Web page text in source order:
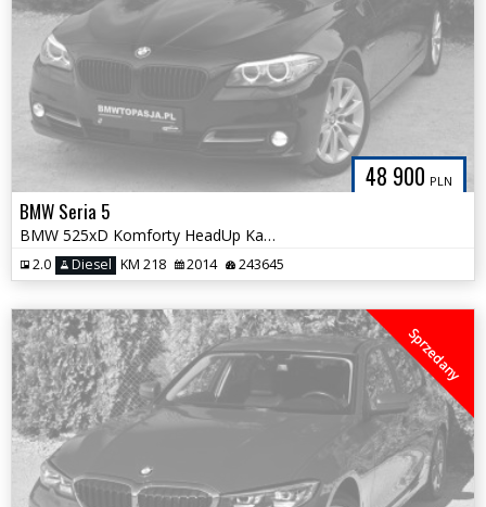
48 900 PLN
BMW Seria 5
BMW 525xD Komforty HeadUp Kamera NOWY ROZRZĄD Aktywny Tempomat Śliczna
2.0 Diesel KM 218 2014 243645
Sprzedany